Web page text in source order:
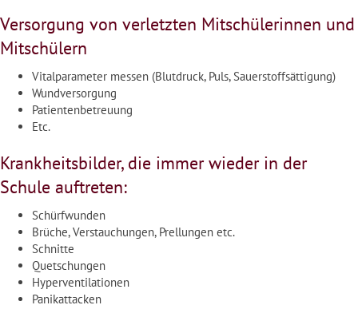
Versorgung von verletzten Mitschülerinnen und
Mitschülern
Vitalparameter messen (Blutdruck, Puls, Sauerstoffsättigung)
Wundversorgung
Patientenbetreuung
Etc.
Krankheitsbilder, die immer wieder in der
Schule auftreten:
Schürfwunden
Brüche, Verstauchungen, Prellungen etc.
Schnitte
Quetschungen
Hyperventilationen
Panikattacken